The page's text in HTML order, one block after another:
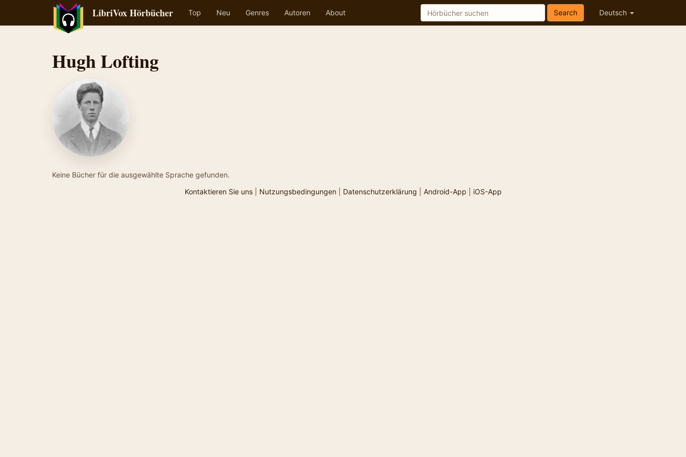
LibriVox Hörbücher Top Neu Genres Autoren About Deutsch
Search
Hugh Lofting
Keine Bücher für die ausgewählte Sprache gefunden.
Kontaktieren Sie uns| Nutzungsbedingungen| Datenschutzerklärung Android-App iOS-App